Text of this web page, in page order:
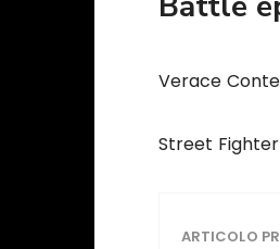
Verace
Street
ARTICOLO